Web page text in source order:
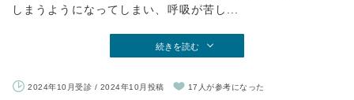
しまうようになってしまい、呼吸が苦し...
続きを読む
2024年10月受診 / 2024年10月投稿 17人が参考になった